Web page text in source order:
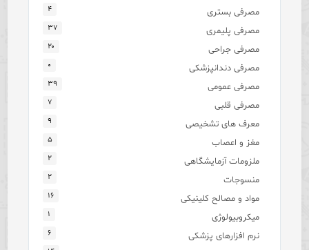
مصرفی بستری ۴
مصرفی پلیمری ۳۷
مصرفی جراحی ۲۰
مصرفی دندانپزشکی ۰
مصرفی عمومی ۳۹
مصرفی قلبی ۷
معرف های تشخیصی ۹
مغز و اعصاب ۵
ملزومات آزمایشگاهی ۲
منسوجات ۲
مواد و مصالح کلینیکی ۱۶
میکروبیولوژی ۱
نرم افزارهای پزشکی ۶